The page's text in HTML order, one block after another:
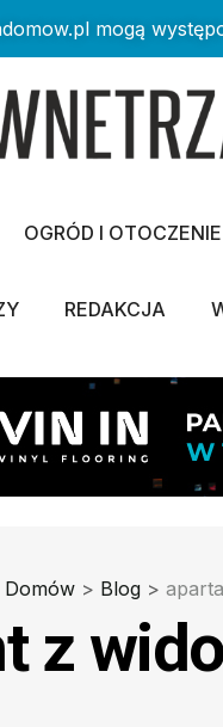
mogą
OGRÓD I OTOCZENIE
REDAKCJA
> Blog >
z